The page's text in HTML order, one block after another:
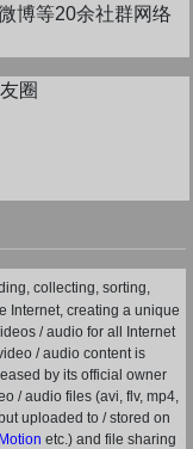
博等20余社群网络
圈
collecting, sorting,
Internet, creating a unique
/ audio for all Internet
/ audio content is
by its official owner
/ audio files (avi, flv, mp4,
uploaded to / stored on
etc.) and file sharing